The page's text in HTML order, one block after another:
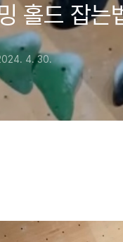
홀드 잡는
4. 30.